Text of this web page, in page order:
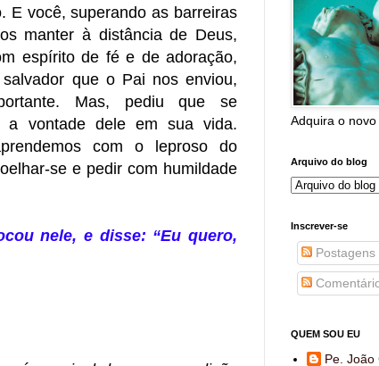
E você, superando as barreiras
manter à distância de Deus,
espírito de fé e de adoração,
que o Pai nos enviou,
Mas, pediu que se
a vontade dele em sua vida.
com o leproso do
se e pedir com humildade
nele, e disse: “Eu quero,
Adquira o
Arquivo do blog
Inscrever-se
Postagens
QUEM SOU EU
Pe. João